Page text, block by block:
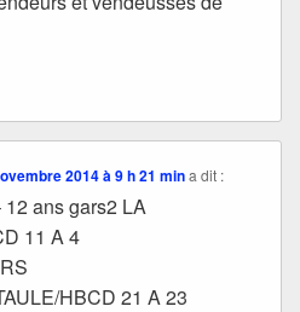
2014 à 9 h 21 min a dit :
12 ans gars2 LA
11 A 4
HBCD 21 A 23